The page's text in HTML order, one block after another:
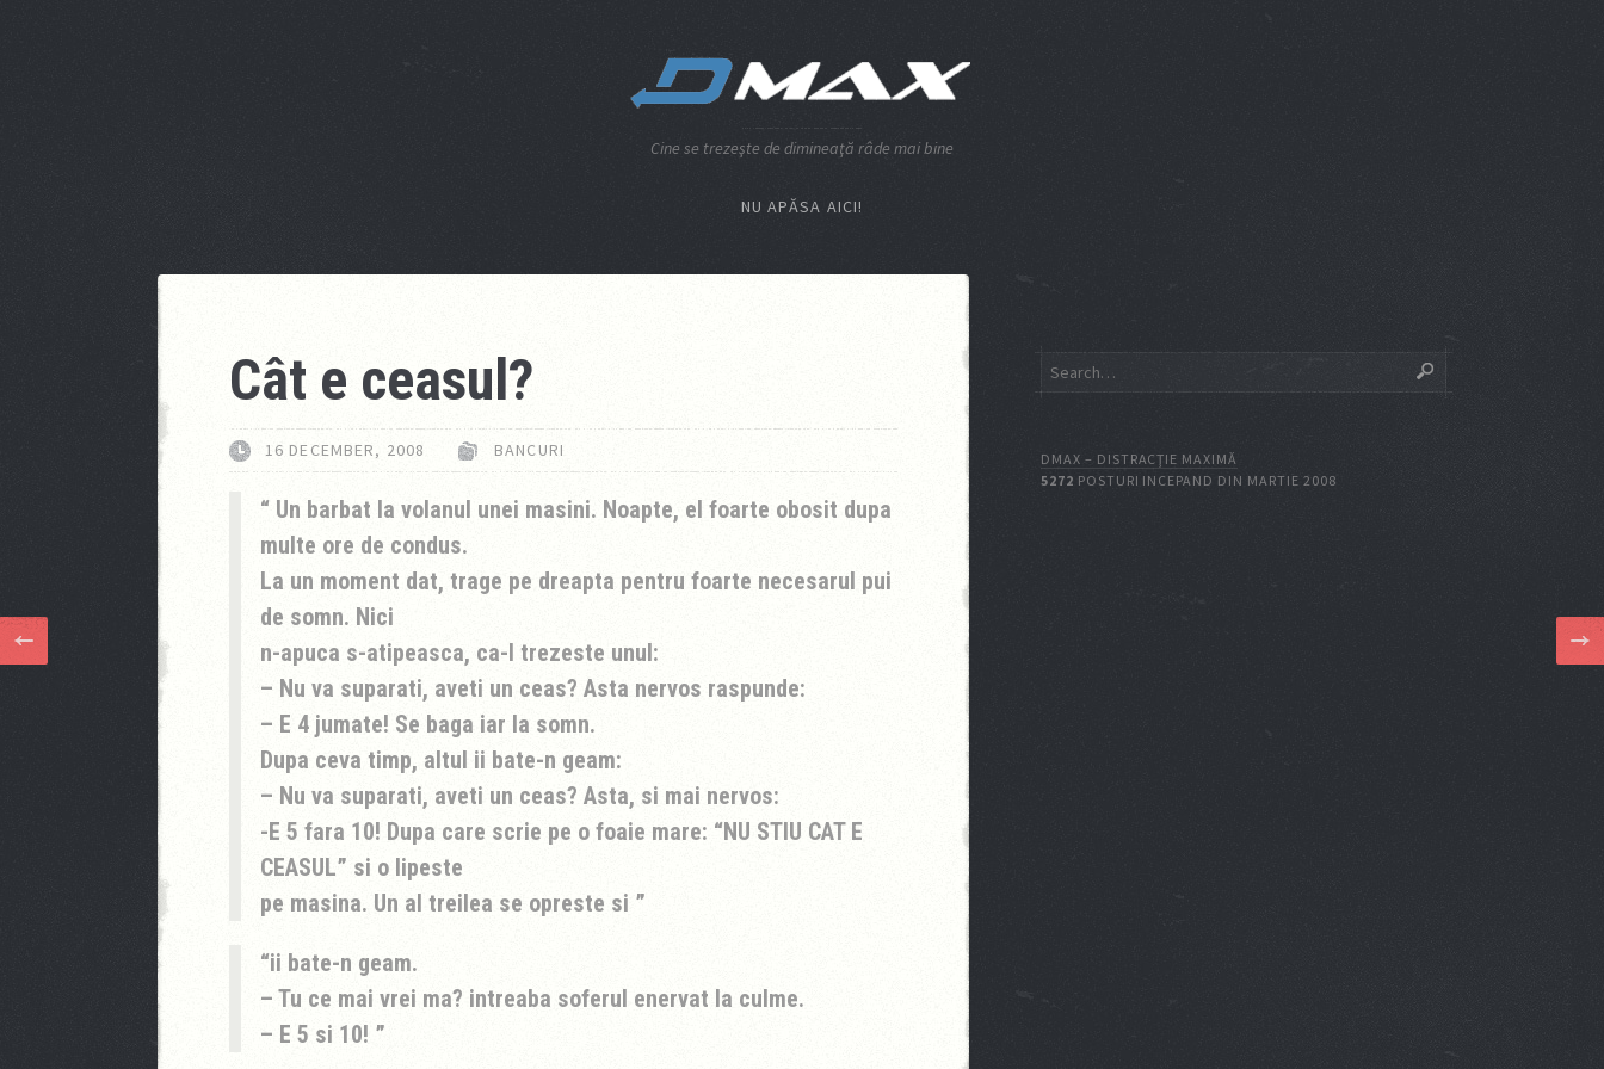
Cine se trezeşte de dimineaţă râde mai bine
NU APĂSA AICI!
Cât e ceasul?
16 DECEMBER, 2008 BANCURI
Un barbat la volanul unei masini. Noapte, el foarte obosit dupa
multe ore de condus.
La un moment dat, trage pe dreapta pentru foarte necesarul pui
de somn. Nici
n-apuca s-atipeasca, ca-l trezeste unul:
– Nu va suparati, aveti un ceas? Asta nervos raspunde:
– E 4 jumate! Se baga iar la somn.
Dupa ceva timp, altul ii bate-n geam:
– Nu va suparati, aveti un ceas? Asta, si mai nervos:
-E 5 fara 10! Dupa care scrie pe o foaie mare: “NU STIU CAT E
CEASUL” si o lipeste
pe masina. Un al treilea se opreste si
ii bate-n geam.
– Tu ce mai vrei ma? intreaba soferul enervat la culme.
– E 5 si 10!
DMAX – DISTRACŢIE MAXIMĂ
5272 POSTURI INCEPAND DIN MARTIE 2008